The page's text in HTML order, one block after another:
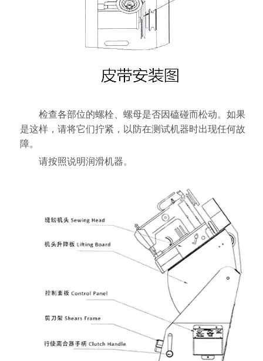
检查各部位的螺栓、螺母是否因磕碰而松动。如果
是这样，请将它们拧紧，以防在测试机器时出现任何故
障。
请按照说明润滑机器。